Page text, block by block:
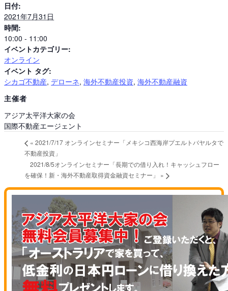
日付:
2021年7月31日
時間:
10:00 - 11:00
イベントカテゴリー:
オンライン
イベント タグ:
シカゴ不動産, デローネ, 海外不動産投資, 海外不動産融資
主催者
アジア太平洋大家の会
国際不動産エージェント
« 2021/7/17 オンラインセミナー「メキシコ西海岸プエルトバヤルタで
不動産投資」
2021/8/5オンラインセミナー「長期での借り入れ！キャッシュフロー
を確保！新・海外不動産取得資金融資セミナー」 »